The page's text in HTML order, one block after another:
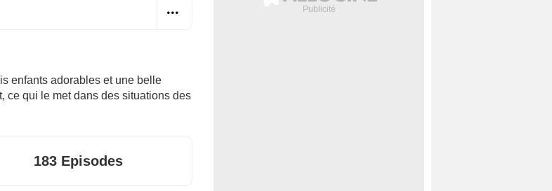
enfants adorables et une belle
ce qui le met dans des situations des
183 Episodes